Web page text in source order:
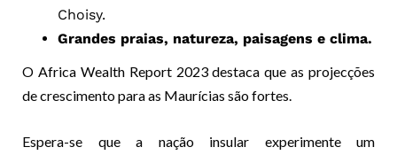
Choisy.
Grandes praias, natureza, paisagens e clima.
O Africa Wealth Report 2023 destaca que as projecções
de crescimento para as Maurícias são fortes.
Espera-se que a nação insular experimente um